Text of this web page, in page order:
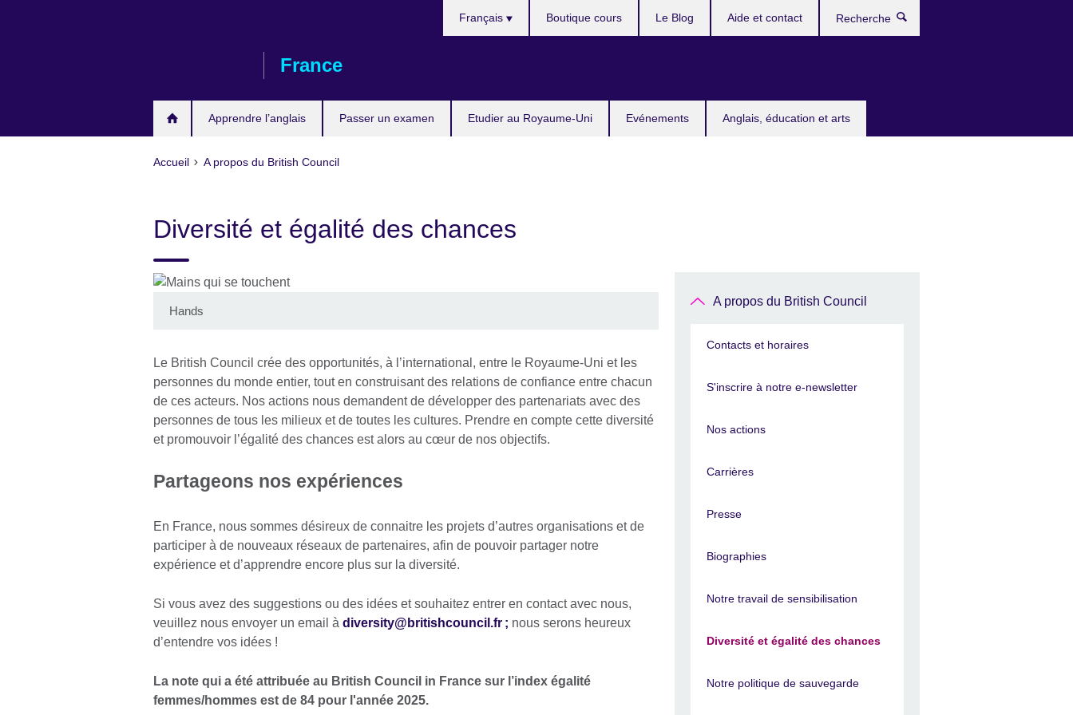
France
Apprendre l’anglais Passer un examen Etudier au Royaume-Uni Evénements Anglais, éducation et arts
Français Boutique cours Le Blog Aide et contact
Accueil A propos du British Council
Diversité et égalité des chances
Hands
Le British Council crée des opportunités, à l’international, entre le Royaume-Uni et les
personnes du monde entier, tout en construisant des relations de confiance entre chacun
de ces acteurs. Nos actions nous demandent de développer des partenariats avec des
personnes de tous les milieux et de toutes les cultures. Prendre en compte cette diversité
et promouvoir l’égalité des chances est alors au cœur de nos objectifs.
Partageons nos expériences
En France, nous sommes désireux de connaitre les projets d’autres organisations et de
participer à de nouveaux réseaux de partenaires, afin de pouvoir partager notre
expérience et d’apprendre encore plus sur la diversité.
Si vous avez des suggestions ou des idées et souhaitez entrer en contact avec nous,
veuillez nous envoyer un email à diversity@britishcouncil.fr ; nous serons heureux
d’entendre vos idées !
La note qui a été attribuée au British Council in France sur l’index égalité
femmes/hommes est de 84 pour l'année 2025.
A propos du British Council
Contacts et horaires
S'inscrire à notre e-newsletter
Nos actions
Carrières
Presse
Biographies
Notre travail de sensibilisation
Diversité et égalité des chances
Notre politique de sauvegarde